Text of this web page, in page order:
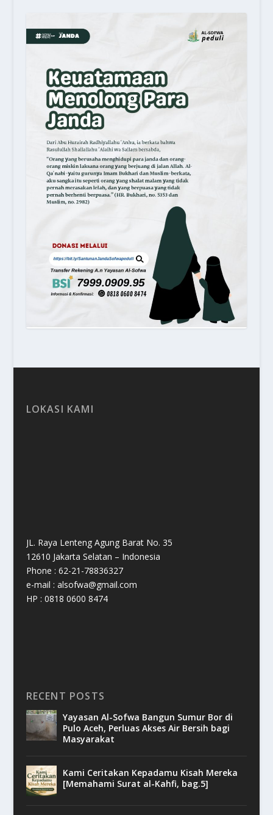
LOKASI KAMI
JL. Raya Lenteng Agung Barat No. 35
12610 Jakarta Selatan – Indonesia
Phone : 62-21-78836327
e-mail : alsofwa@gmail.com
HP : 0818 0600 8474
RECENT POSTS
Yayasan Al-Sofwa Bangun Sumur Bor di
Pulo Aceh, Perluas Akses Air Bersih bagi
Masyarakat
Kami Ceritakan Kepadamu Kisah Mereka
[Memahami Surat al-Kahfi, bag.5]